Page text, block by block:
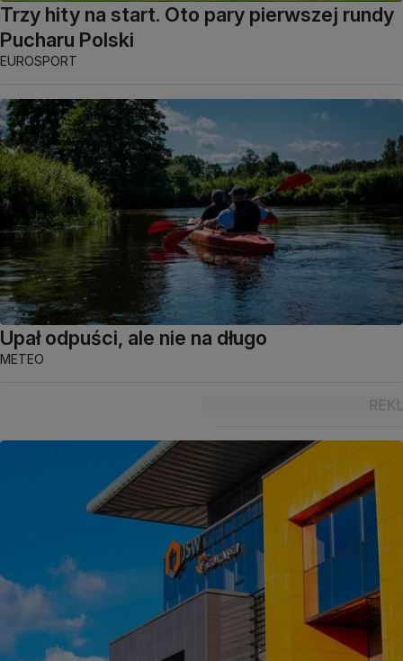
Trzy hity na start. Oto pary pierwszej rundy
Pucharu Polski
EUROSPORT
Upał odpuści, ale nie na długo
METEO